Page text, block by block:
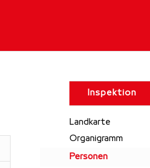
Inspektion
Landkarte
Organigramm
Personen